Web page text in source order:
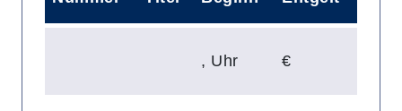
Mehr Details zu folgendem Kurs
, Uhr €